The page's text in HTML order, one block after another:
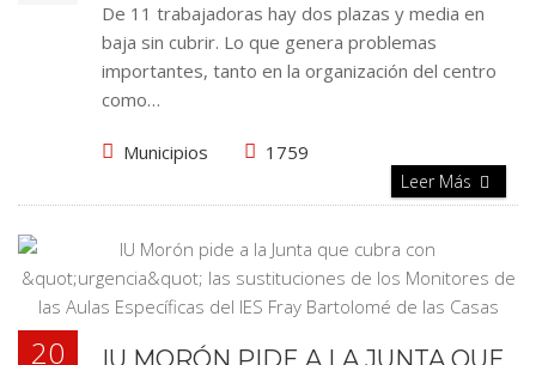
De 11 trabajadoras hay dos plazas y media en
baja sin cubrir. Lo que genera problemas
importantes, tanto en la organización del centro
como…
Municipios 1759
Leer Más
20
IU MORÓN PIDE A LA JUNTA QUE